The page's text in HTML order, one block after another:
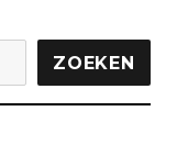
ZOEKEN